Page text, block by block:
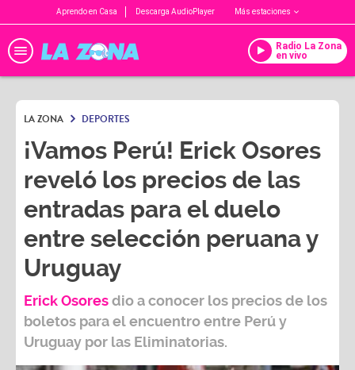
Aprendo en Casa Descarga AudioPlayer Más estaciones
Radio La Zona
en vivo
LA ZONA DEPORTES
¡Vamos Perú! Erick Osores
reveló los precios de las
entradas para el duelo
entre selección peruana y
Uruguay
Erick Osoresdio a conocer los precios de los
boletos para el encuentro entre Perú y
Uruguay por las Eliminatorias.